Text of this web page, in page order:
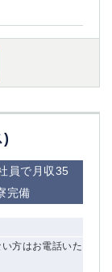
)
員で月収35
完備
方はお電話いた